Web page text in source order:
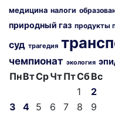
медицина налоги
природный газ продукты
суд трагедия
чемпионат экология
ПнВтСрЧтПтСбВс
1
2
3
4 5 6 7 8
9